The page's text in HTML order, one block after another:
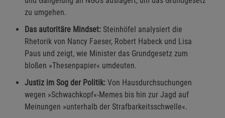
zu umgehen.
Das autoritäre Mindset: Steinhöfel analysiert die
Rhetorik von Nancy Faeser, Robert Habeck und Lisa
Paus und zeigt, wie Minister das Grundgesetz zum
bloßen »Thesenpapier« umdeuten.
Justiz im Sog der Politik: Von Hausdurchsuchungen
wegen »Schwachkopf«-Memes bis hin zur Jagd auf
Meinungen »unterhalb der Strafbarkeitsschwelle«.